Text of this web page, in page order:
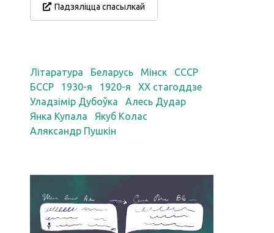
Падзяліцца спасылкай
Літаратура Беларусь Мінск
СССР
БССР
1930-я 1920-я
XX стагоддзе
Уладзімір Дубоўка
Алесь Дудар
Янка Купала
Якуб Колас
Аляксандр Пушкін